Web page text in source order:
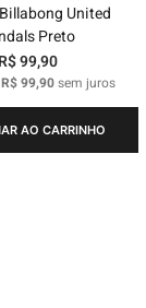
United
Preto
R$99,90
R$99,90sem juros
AO CARRINHO